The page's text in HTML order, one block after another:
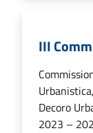
III
Decoro
2023 –